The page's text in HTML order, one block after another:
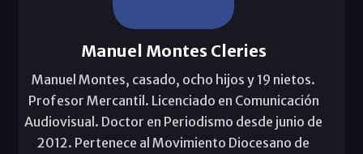
Manuel Montes Cleries
Manuel Montes, casado, ocho hijos y 19 nietos.
Profesor Mercantil. Licenciado en Comunicación
Audiovisual. Doctor en Periodismo desde junio de
2012. Pertenece al Movimiento Diocesano de